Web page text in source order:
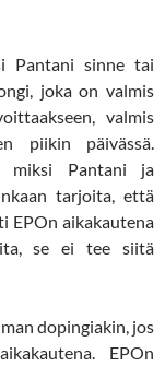
Pantani sinne tai
joka on valmis
valmis
piikin päivässä.
miksi Pantani ja
tarjoita, että
EPOn aikakautena
se ei tee siitä
dopingiakin, jos
EPOn